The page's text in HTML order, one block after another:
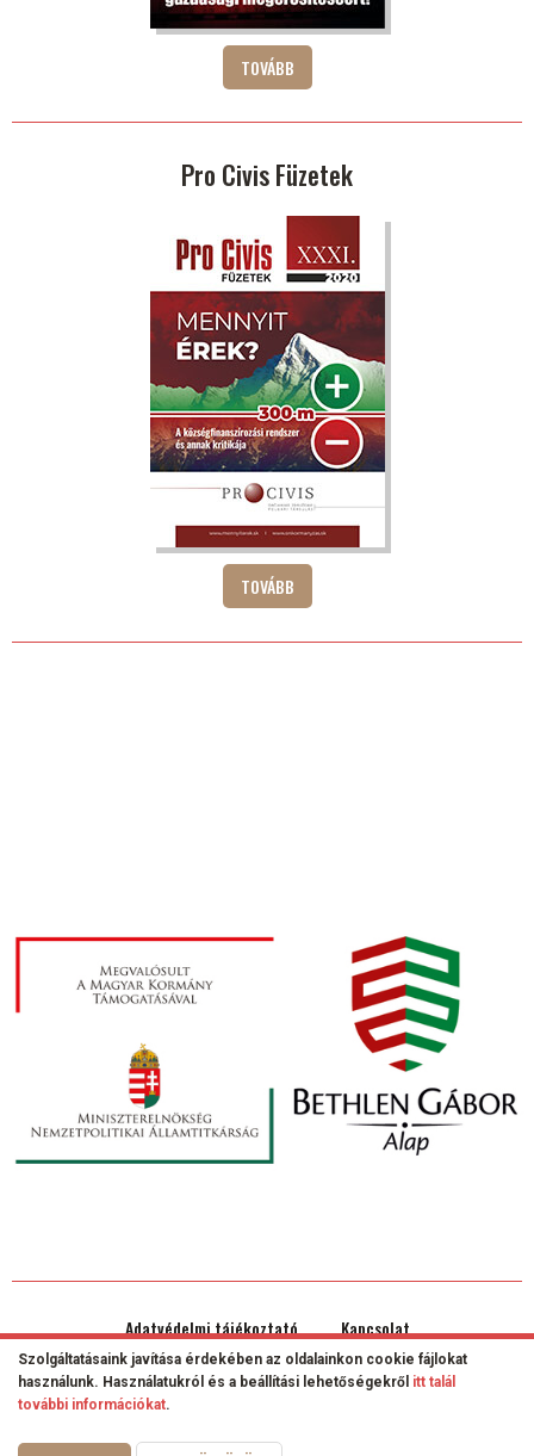
TOVÁBB
Pro Civis Füzetek
TOVÁBB
Lábléc Adatvédelmi tájékoztató
Kapcsolat
Pro Civis Polgári Társulás
© 2026 Pro Civis polgári társulás
Szolgáltatásaink javítása érdekében az oldalainkon cookie fájlokat
használunk. Használatukról és a beállítási lehetőségekről itt talál
további információkat.